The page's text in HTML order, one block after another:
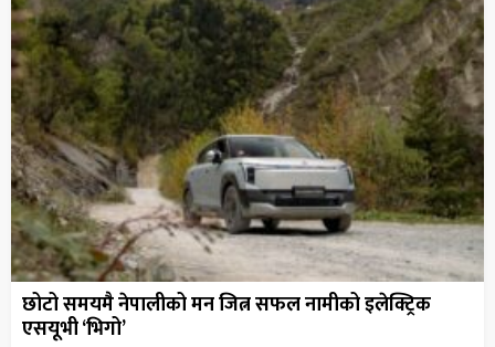
छोटो समयमै नेपालीको मन जित्न सफल नामीको इलेक्ट्रिक
एसयूभी ‘भिगो’